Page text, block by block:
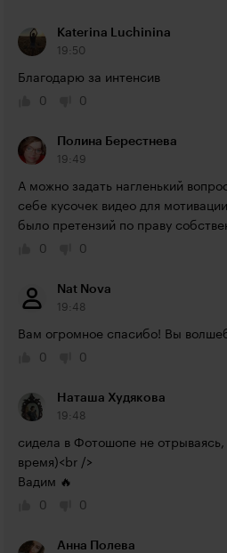
Katerina Luchinina
19:50
Благодарю за интенсив
0
0
Полина Берестнева
19:49
А можно задать нагленький
себе кусочек видео для
было претензий по праву
0
0
Nat Nova
19:48
Вам огромное спасибо! Вы
0
0
Наташа Худякова
19:48
сидела в Фотошопе не
время)<br />
Вадим 🔥
0
0
Анна Полева